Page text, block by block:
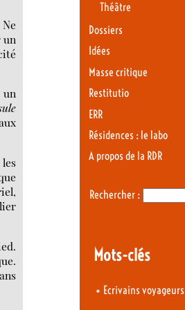
un
un
Théâtre
Dossiers
Idées
Masse critique
Restitutio
ERR
Résidences : le labo
A propos de la RDR
Rechercher :
Mots-clés
• Ecrivains voyageurs